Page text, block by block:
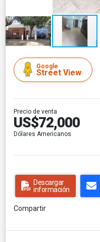
Google
Street View
Precio de venta
US$72,000
Dólares Americanos
Descargar
información
Compartir